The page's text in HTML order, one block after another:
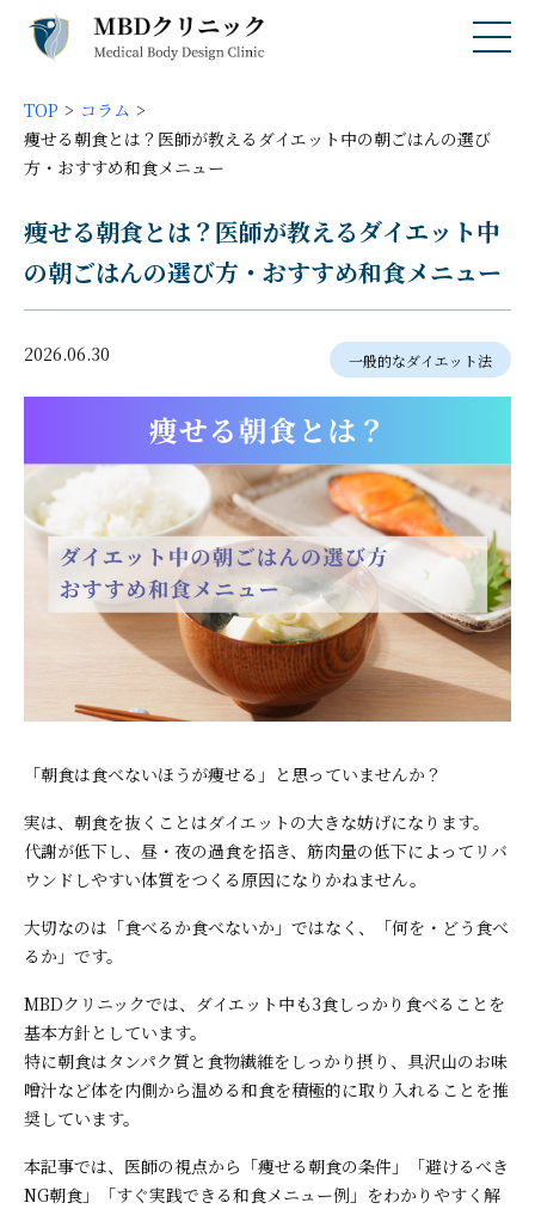
TOP
コラム
痩せる朝食とは？医師が教えるダイエット中の朝ごはんの選び
方・おすすめ和食メニュー
痩せる朝食とは？医師が教えるダイエット中
の朝ごはんの選び方・おすすめ和食メニュー
2026.06.30 一般的なダイエット法
「朝食は食べないほうが痩せる」と思っていませんか？
実は、朝食を抜くことはダイエットの大きな妨げになります。
代謝が低下し、昼・夜の過食を招き、筋肉量の低下によってリバ
ウンドしやすい体質をつくる原因になりかねません。
大切なのは「食べるか食べないか」ではなく、「何を・どう食べ
るか」です。
MBDクリニックでは、ダイエット中も3食しっかり食べることを
基本方針としています。
特に朝食はタンパク質と食物繊維をしっかり摂り、具沢山のお味
噌汁など体を内側から温める和食を積極的に取り入れることを推
奨しています。
本記事では、医師の視点から「痩せる朝食の条件」「避けるべき
NG朝食」「すぐ実践できる和食メニュー例」をわかりやすく解